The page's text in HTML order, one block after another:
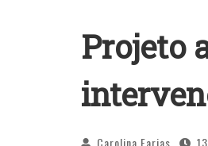
Projeto
Carolina Farias